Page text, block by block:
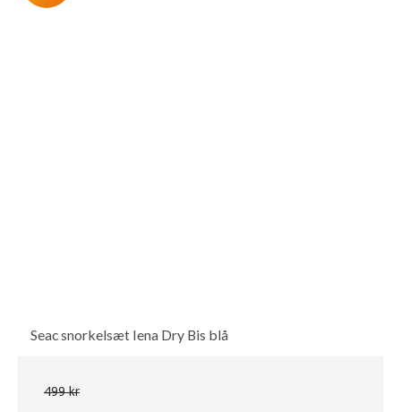
Seac snorkelsæt Iena Dry Bis blå
499 kr